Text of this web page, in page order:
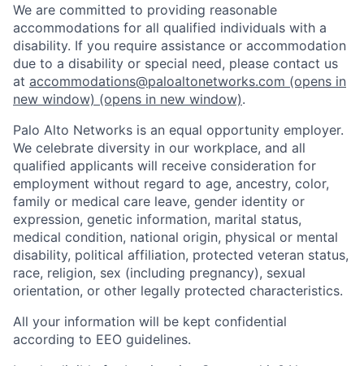
We are committed to providing reasonable
accommodations for all qualified individuals with a
disability. If you require assistance or accommodation
due to a disability or special need, please contact us
at accommodations@paloaltonetworks.com (opens in
new window) (opens in new window).
Palo Alto Networks is an equal opportunity employer.
We celebrate diversity in our workplace, and all
qualified applicants will receive consideration for
employment without regard to age, ancestry, color,
family or medical care leave, gender identity or
expression, genetic information, marital status,
medical condition, national origin, physical or mental
disability, political affiliation, protected veteran status,
race, religion, sex (including pregnancy), sexual
orientation, or other legally protected characteristics.
All your information will be kept confidential
according to EEO guidelines.